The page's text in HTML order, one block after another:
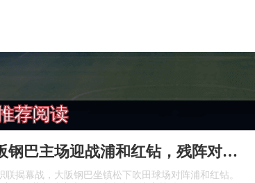
荐阅读
日职联前瞻：大阪钢巴主场迎战浦和红钻，残阵对决看点十足
联揭幕战，大阪钢巴坐镇松下吹田球场对阵浦和红钻。